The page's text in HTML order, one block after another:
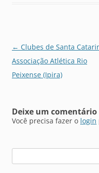
Navegação
de
posts
← Clubes de Santa
Associação Atlética Rio
Peixense (Ipira)
Deixe um comentário
Você precisa fazer o login
por: